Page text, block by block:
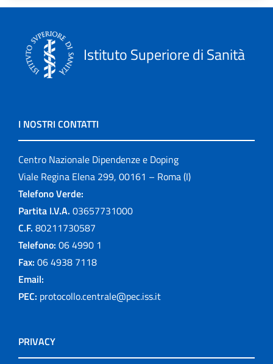
Istituto Superiore di Sanità
I NOSTRI CONTATTI
Centro Nazionale Dipendenze e Doping
Viale Regina Elena 299, 00161 – Roma (I)
Telefono Verde:
Partita I.V.A. 03657731000
C.F. 80211730587
Telefono: 06 4990 1
Fax: 06 4938 7118
Email:
PEC: protocollo.centrale@pec.iss.it
PRIVACY